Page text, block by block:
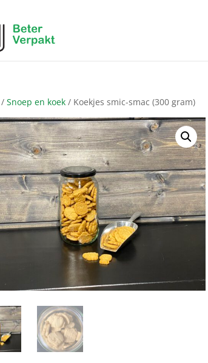
/Snoep en koek / Koekjes smic-smac (300 gram)